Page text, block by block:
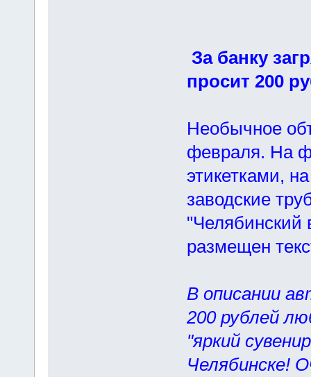
За банку
просит 200
Необычное
февраля. На
этикетками,
заводские
"Челябинский
размещен
В описании
200 рублей
"яркий
Челябинске!